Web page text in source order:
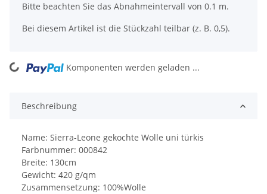
Bitte beachten Sie das Abnahmeintervall von 0.1 m.
Bei diesem Artikel ist die Stückzahl teilbar (z. B. 0,5).
Komponenten werden geladen ...
Beschreibung
Name: Sierra-Leone gekochte Wolle uni türkis
Farbnummer: 000842
Breite: 130cm
Gewicht: 420 g/qm
Zusammensetzung: 100%Wolle